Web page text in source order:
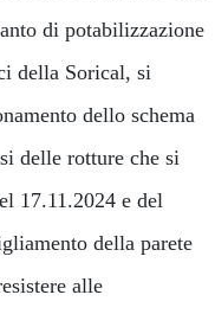
di potabilizzazione
della Sorical, si
dello schema
delle rotture che si
17.11.2024 e del
della parete
alle